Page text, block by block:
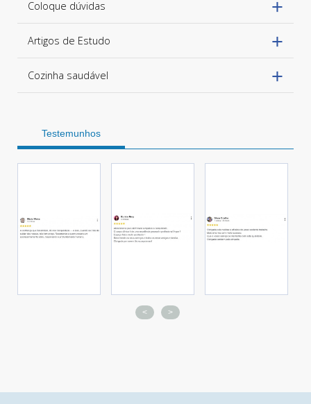
Coloque dúvidas
Artigos de Estudo
Cozinha saudável
Testemunhos
< >